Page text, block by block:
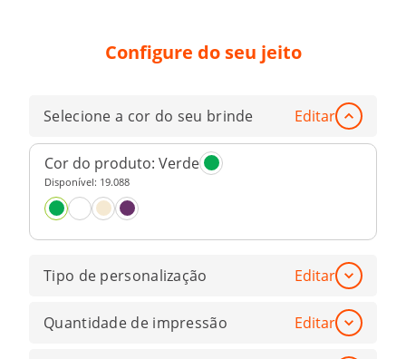
Configure do seu jeito
Selecione a cor do seu brinde Editar
Cor do produto: Verde
Disponível: 19.088
Tipo de personalização Editar
Quantidade de impressão Editar